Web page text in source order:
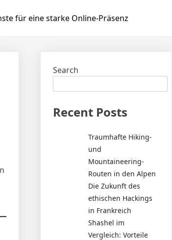
für eine starke Online-Präsenz
Search
Recent Posts
Traumhafte Hiking-
und
Mountaineering-
Routen in den Alpen
Die Zukunft des
ethischen Hackings
in Frankreich
Shashel im
Vergleich: Vorteile